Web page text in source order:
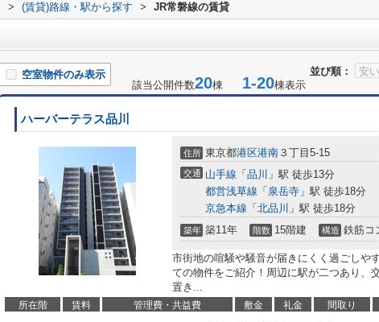
> (賃貸)路線・駅から探す > JR常磐線の賃貸
並び順：
空室物件のみ表示
該当公開件数20棟 1-20棟表示
ハーバーテラス品川
住所 東京都港区港南 ３丁目5-15
交通 山手線 「 品川 」駅 徒歩13分
都営浅草線 「 泉岳寺 」駅 徒歩18分
京急本線 「 北品川 」駅 徒歩18分
築年 築11年 階数 15階建 構造 鉄筋コ
市街地の喧騒や騒音が届きにくく過ごしや
ての物件をご紹介！周辺に駅が二つあり、
置き...
所在階 賃料 管理費・共益費 敷金 礼金 間取り